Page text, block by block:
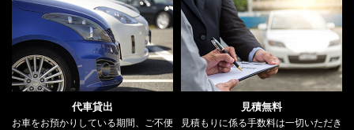
代車貸出
お車をお預かりしている期間、ご不便
見積無料
見積もりに係る手数料は一切いただき